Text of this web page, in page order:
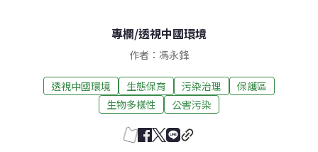
專欄/透視中國環境
作者：馮永鋒
透視中國環境 生態保育 污染治理
保護區
生物多樣性
公害污染